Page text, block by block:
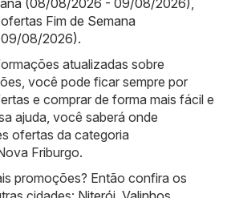
Fim de Semana
08/2026).
atualizadas sobre
você pode ficar sempre por
e comprar de forma mais fácil e
ajuda, você saberá onde
ofertas da categoria
Friburgo.
promoções? Então confira os